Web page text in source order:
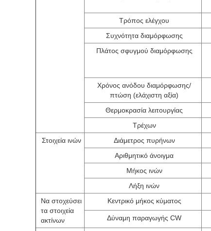
Τρόπος ελέγχου
Συχνότητα διαμόρφωσης
Πλάτος σφυγμού διαμόρφωσης
Χρόνος ανόδου διαμόρφωσης/
πτώση (ελάχιστη αξία)
Θερμοκρασία λειτουργίας
Τρέχων
Στοιχεία ινών
Διάμετρος πυρήνων
Αριθμητικό άνοιγμα
Μήκος ινών
Λήξη ινών
Να στοχεύσει
τα στοιχεία
ακτίνων
Κεντρικό μήκος κύματος
Δύναμη παραγωγής CW